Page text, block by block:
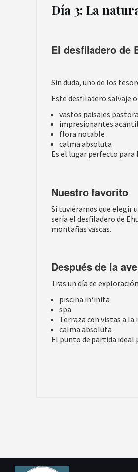
Día 3: La
El desfiladero de
Sin duda, uno de los
Este desfiladero salvaje
vastos paisajes
impresionantes
flora notable
calma absoluta
Es el lugar perfecto
Nuestro favorito
Si tuviéramos que elegir
sería el desfiladero de
montañas vascas.
Después de la
Tras un día de
piscina infinita
spa
Terraza con vistas a la
calma absoluta
El punto de partida ideal